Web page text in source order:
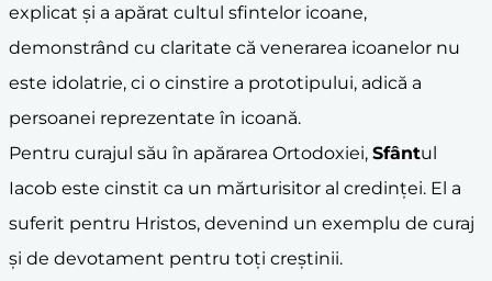
explicat și a apărat cultul sfintelor icoane,
demonstrând cu claritate că venerarea icoanelor nu
este idolatrie, ci o cinstire a prototipului, adică a
persoanei reprezentate în icoană.
Pentru curajul său în apărarea Ortodoxiei, Sfântul
Iacob este cinstit ca un mărturisitor al credinței. El a
suferit pentru Hristos, devenind un exemplu de curaj
și de devotament pentru toți creștinii.